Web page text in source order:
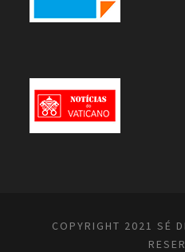
COPYRIGHT 2021 SÉ